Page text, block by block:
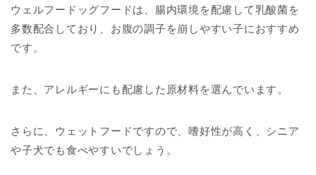
ウェルフードッグフードは、腸内環境を配慮して乳酸菌を
多数配合しており、お腹の調子を崩しやすい子におすすめ
です。
また、アレルギーにも配慮した原材料を選んでいます。
さらに、ウェットフードですので、嗜好性が高く、シニア
や子犬でも食べやすいでしょう。